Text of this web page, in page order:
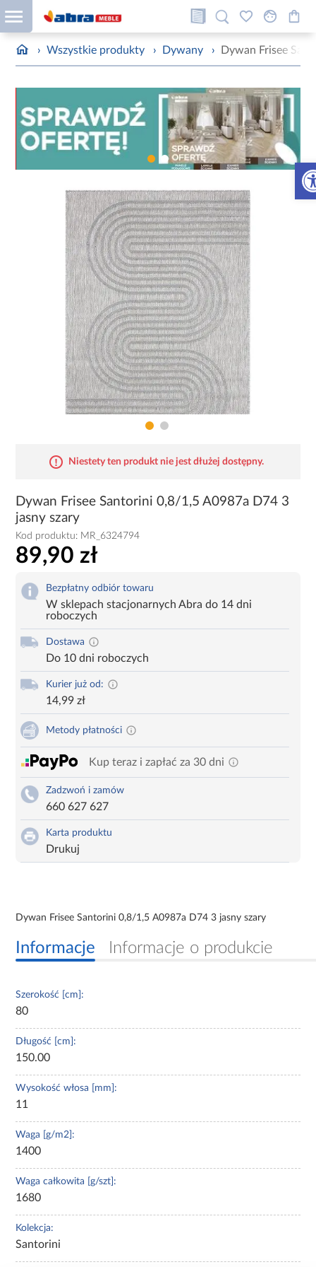
› Wszystkie produkty › Dywany › Dywan Frisee
Niestety ten produkt nie jest dłużej dostępny.
Dywan Frisee Santorini 0,8/1,5 A0987a D74 3
jasny szary
Kod produktu: MR_6324794
89,90 zł
Bezpłatny odbiór towaru
W sklepach stacjonarnych Abra do 14 dni
roboczych
Dostawa
Do 10 dni roboczych
Kurier już od:
14,99 zł
Metody płatności
Kup teraz i zapłać za 30 dni
Zadzwoń i zamów
660 627 627
Karta produktu
Drukuj
Dywan Frisee Santorini 0,8/1,5 A0987a D74 3 jasny szary
Informacje Informacje o produkcie
Szerokość [cm]:
80
Długość [cm]:
150.00
Wysokość włosa [mm]:
11
Waga [g/m2]:
1400
Waga całkowita [g/szt]:
1680
Kolekcja:
Santorini